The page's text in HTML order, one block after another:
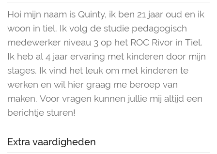
Hoi mijn naam is Quinty, ik ben 21 jaar oud en ik
woon in tiel. Ik volg de studie pedagogisch
medewerker niveau 3 op het ROC Rivor in Tiel.
Ik heb al 4 jaar ervaring met kinderen door mijn
stages. Ik vind het leuk om met kinderen te
werken en wil hier graag me beroep van
maken. Voor vragen kunnen jullie mij altijd een
berichtje sturen!
Extra vaardigheden